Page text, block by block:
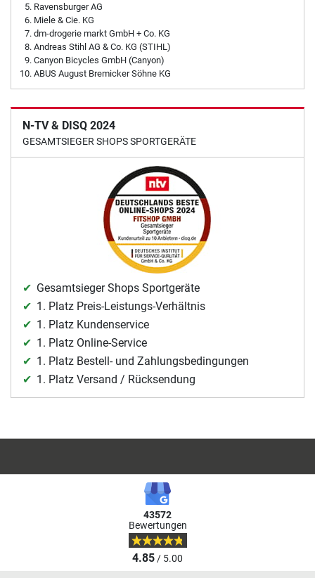
Ravensburger AG
Miele & Cie. KG
dm-drogerie markt GmbH + Co. KG
Andreas Stihl AG & Co. KG (STIHL)
Canyon Bicycles GmbH (Canyon)
ABUS August Bremicker Söhne KG
N-TV & DISQ 2024
GESAMTSIEGER SHOPS SPORTGERÄTE
Gesamtsieger Shops Sportgeräte
1. Platz Preis-Leistungs-Verhältnis
1. Platz Kundenservice
1. Platz Online-Service
1. Platz Bestell- und Zahlungsbedingungen
1. Platz Versand / Rücksendung
43572
Bewertungen
4.85/ 5.00